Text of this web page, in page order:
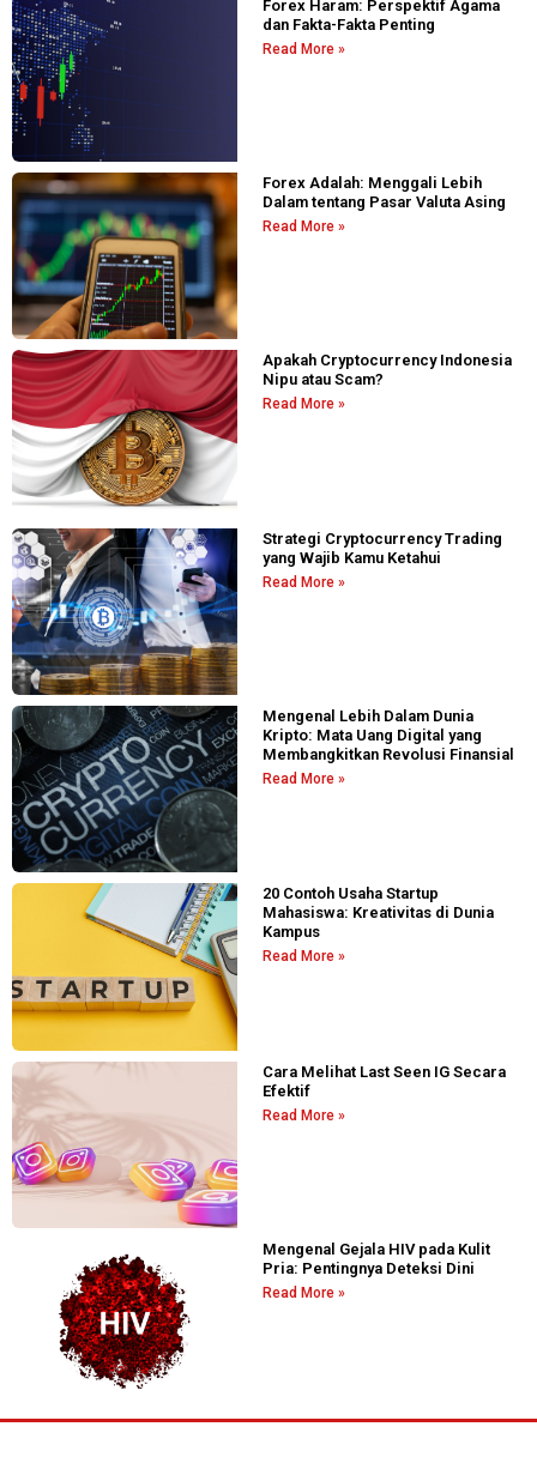
Forex Haram: Perspektif Agama
dan Fakta-Fakta Penting
Read More »
Forex Adalah: Menggali Lebih
Dalam tentang Pasar Valuta Asing
Read More »
Apakah Cryptocurrency Indonesia
Nipu atau Scam?
Read More »
Strategi Cryptocurrency Trading
yang Wajib Kamu Ketahui
Read More »
Mengenal Lebih Dalam Dunia
Kripto: Mata Uang Digital yang
Membangkitkan Revolusi Finansial
Read More »
20 Contoh Usaha Startup
Mahasiswa: Kreativitas di Dunia
Kampus
Read More »
Cara Melihat Last Seen IG Secara
Efektif
Read More »
Mengenal Gejala HIV pada Kulit
Pria: Pentingnya Deteksi Dini
Read More »